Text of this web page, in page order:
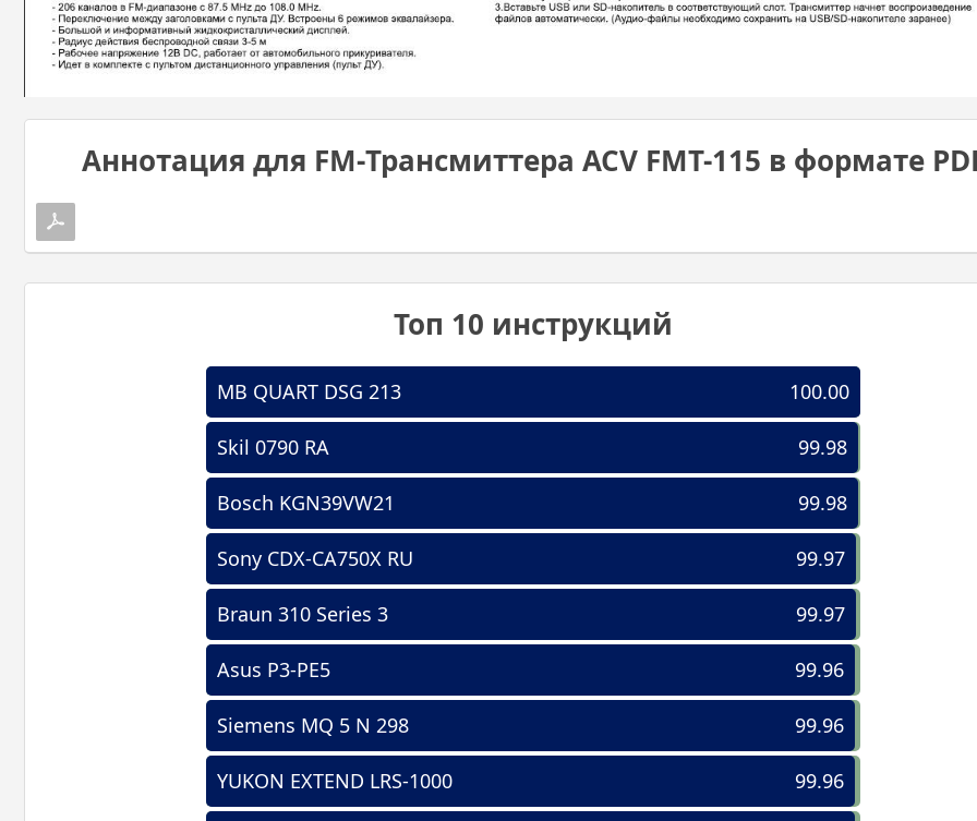
Аннотация для FM-Трансмиттера ACV FMT-115 в формате
Топ 10 инструкций
100.00
MB QUART DSG 213
99.98
Skil 0790 RA
99.98
Bosch KGN39VW21
99.97
Sony CDX-CA750X RU
99.97
Braun 310 Series 3
99.96
Asus P3-PE5
99.96
Siemens MQ 5 N 298
99.96
YUKON EXTEND LRS-1000